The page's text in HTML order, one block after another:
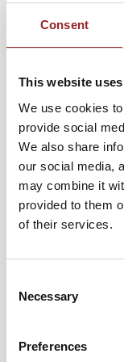
Consent
This website
We use cookies
provide social
We also share
our social media,
may combine it
provided to them
of their services.
Selection
Necessary
Preferences
gezeigt, wie
Fokus liegt auf
klein anfangen
Darauf aufbauend
Voraussetzungen
welche Daten
werden können.
Technologien
KI keine
Zusammenarbeit
hervorgehoben.
Der nächste
Schritte zur